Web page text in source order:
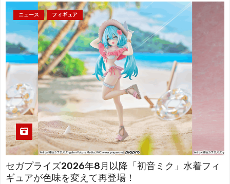
ニュース フィギュア
セガプライズ2026年8月以降「初音ミク」水着フィ
ギュアが色味を変えて再登場！